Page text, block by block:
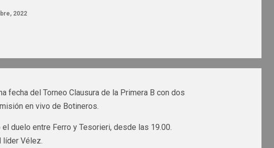
2022
fecha del Torneo Clausura de la Primera B con dos
en vivo de Botineros.
duelo entre Ferro y Tesorieri, desde las 19.00.
líder Vélez.